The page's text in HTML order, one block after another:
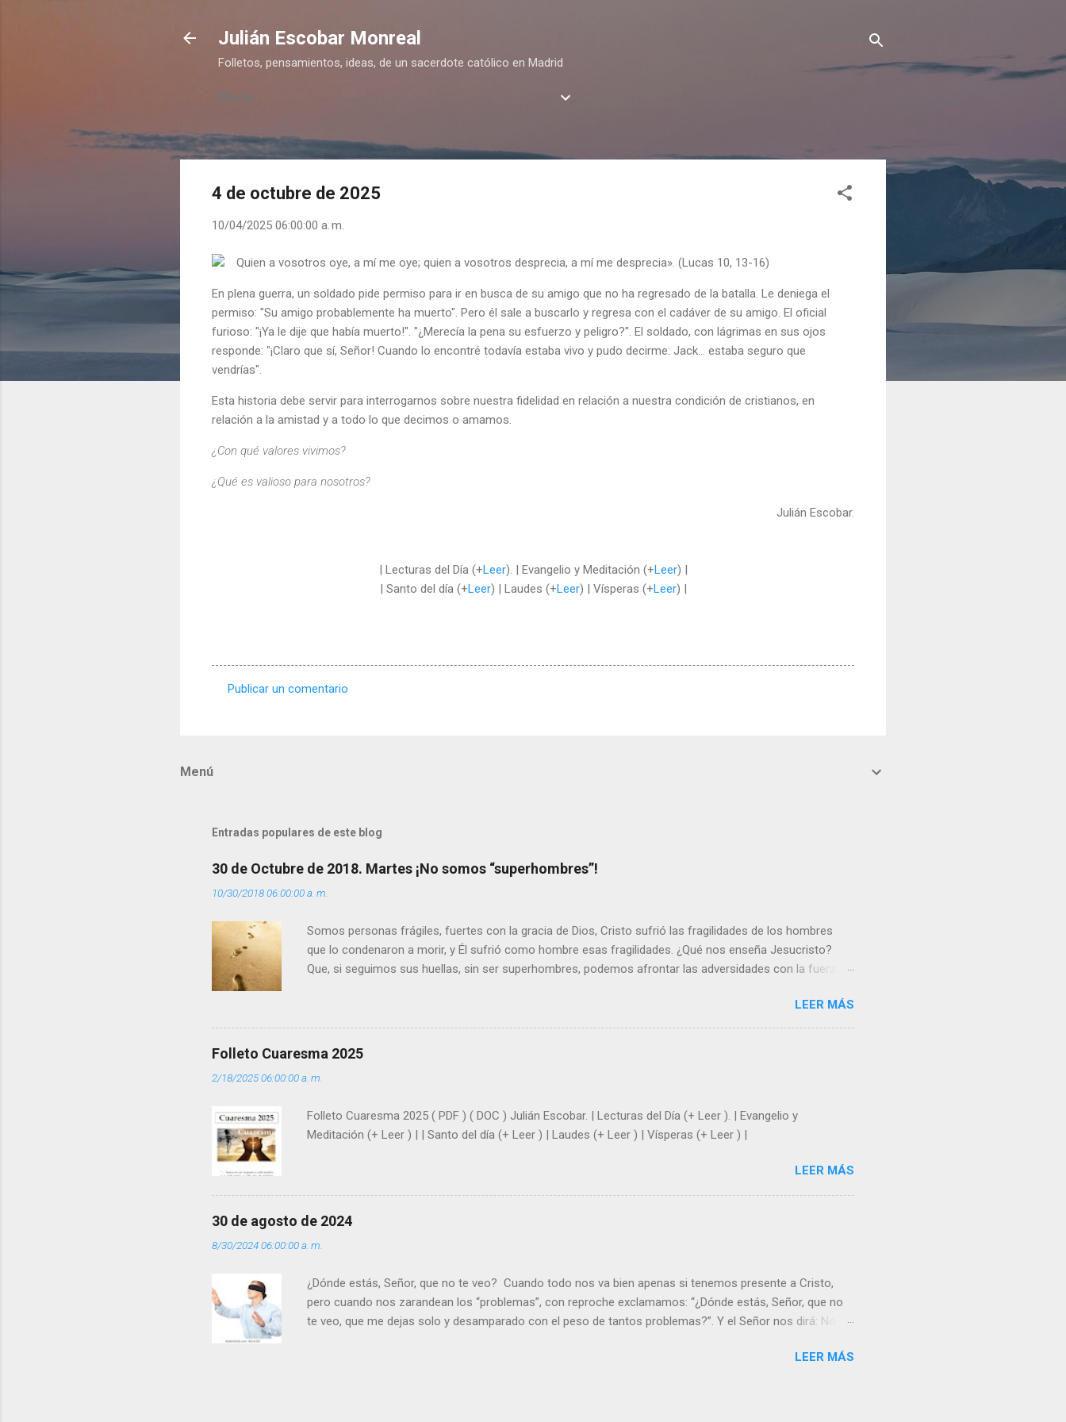
Julián Escobar Monreal
Folletos, pensamientos, ideas, de un sacerdote católico en Madrid
Menú
4 de octubre de 2025
10/04/2025 06:00:00 a. m.
Quien a vosotros oye, a mí me oye; quien a vosotros desprecia, a mí me desprecia». (Lucas 10, 13-16)
En plena guerra, un soldado pide permiso para ir en busca de su amigo que no ha regresado de la batalla. Le deniega el
permiso: "Su amigo probablemente ha muerto". Pero él sale a buscarlo y regresa con el cadáver de su amigo. El oficial
furioso: "¡Ya le dije que había muerto!". "¿Merecía la pena su esfuerzo y peligro?". El soldado, con lágrimas en sus ojos
responde: "¡Claro que sí, Señor! Cuando lo encontré todavía estaba vivo y pudo decirme: Jack... estaba seguro que
vendrías".
Esta historia debe servir para interrogarnos sobre nuestra fidelidad en relación a nuestra condición de cristianos, en
relación a la amistad y a todo lo que decimos o amamos.
¿Con qué valores vivimos?
¿Qué es valioso para nosotros?
Julián Escobar.
| Lecturas del Día (+Leer). | Evangelio y Meditación (+Leer) |
| Santo del día (+Leer) | Laudes (+Leer) | Vísperas (+Leer) |
a
Publicar un comentario
Menú
Entradas populares de este blog
30 de Octubre de 2018. Martes ¡No somos “superhombres”!
10/30/2018 06:00:00 a. m.
Somos personas frágiles, fuertes con la gracia de Dios, Cristo sufrió las fragilidades de los hombres
que lo condenaron a morir, y Él sufrió como hombre esas fragilidades. ¿Qué nos enseña Jesucristo?
Que, si seguimos sus huellas, sin ser superhombres, podemos afrontar las adversidades con la fuerza y
que los demás se sientan acompañados y protegidos por nosotros. “ Señor, soy un árbol sin frutos,
pero tú me das la savia para que al menos mis ramas y hojas den sombra en los días del sol abrasador
”. - ¿Te sientes super hombre? - ¿Superas tu fragilidad con la gracia de Dios? Julián Escobar. | Lecturas
(+ Leer ) |
LEER MÁS
Folleto Cuaresma 2025
2/18/2025 06:00:00 a. m.
Folleto Cuaresma 2025 ( PDF ) ( DOC ) Julián Escobar. | Lecturas del Día (+ Leer ). | Evangelio y
Meditación (+ Leer ) | | Santo del día (+ Leer ) | Laudes (+ Leer ) | Vísperas (+ Leer ) |
LEER MÁS
30 de agosto de 2024
8/30/2024 06:00:00 a. m.
¿Dónde estás, Señor, que no te veo? Cuando todo nos va bien apenas si tenemos presente a Cristo,
pero cuando nos zarandean los “problemas”, con reproche exclamamos: “¿Dónde estás, Señor, que no
te veo, que me dejas solo y desamparado con el peso de tantos problemas?”. Y el Señor nos dirá: No
porque lloras tus problemas y no gozas de la vida. ¿Cómo puedes creer que Yo dejo a nadie sólo con
LEER MÁS